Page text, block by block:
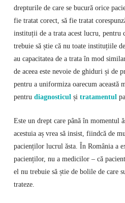
drepturile de care se bucură orice
fie tratat corect, să fie tratat
instituții de a trata acest lucru, pentru
trebuie să știe că nu toate instituțiile
au capacitatea de a trata în mod
de aceea este nevoie de ghiduri și de
pentru a uniformiza oarecum această
pentru diagnosticul și tratamentul
Este un drept care până în momentul
acestuia aș vrea să insist, fiindcă de
pacienților lucrul ăsta. În România a
pacienților, nu a medicilor – că
el nu trebuie să știe de bolile de care
trateze.